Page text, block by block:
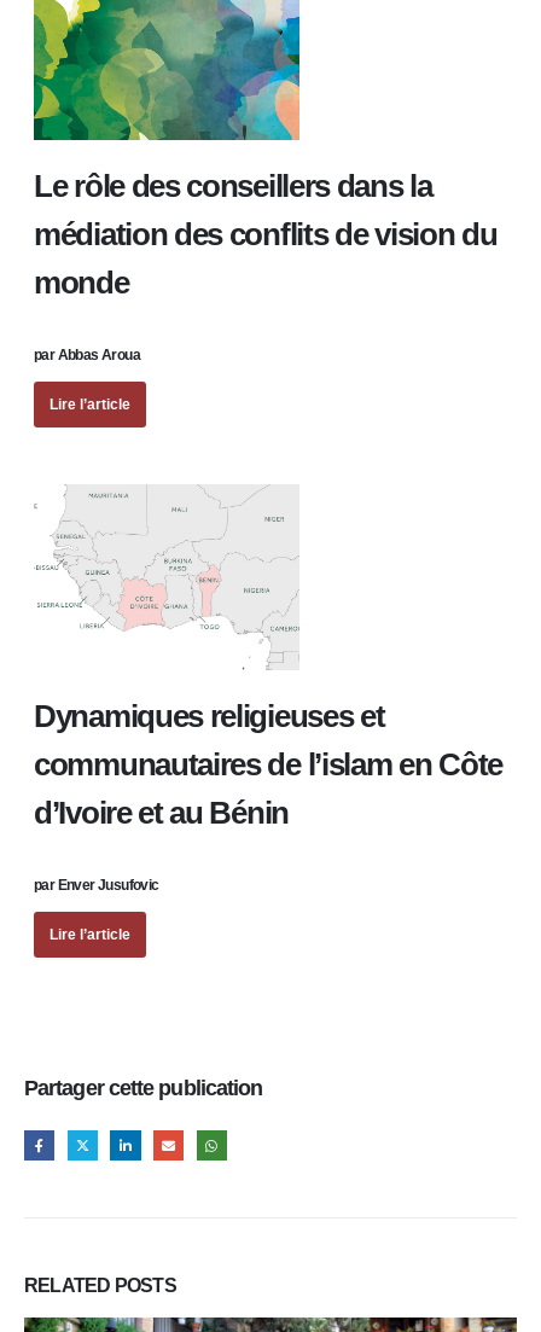
Le rôle des conseillers dans la
médiation des conflits de vision du
monde
par Abbas Aroua
Lire l’article
Dynamiques religieuses et
communautaires de l’islam en Côte
d’Ivoire et au Bénin
par Enver Jusufovic
Lire l’article
Partager cette publication
RELATED POSTS